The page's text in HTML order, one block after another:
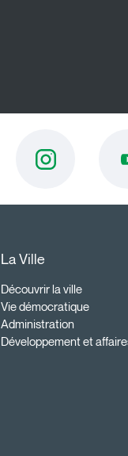
La Ville
Découvrir la ville
Vie démocratique
Administration
Développement et